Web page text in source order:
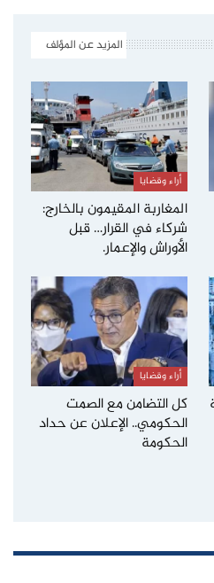
المزيد عن المؤلف
أراء وقضايا
المغاربة المقيمون بالخارج:
شركاء في القرار… قبل
الأوراش والإعمار.
أراء وقضايا
كل التضامن مع الصمت
الحكومي.. الإعلان عن حداد
الحكومة